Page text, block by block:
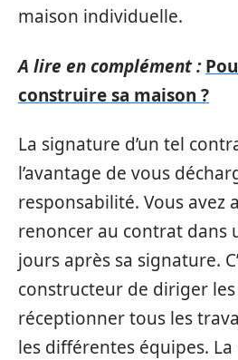
maison individuelle.
A lire en complément :
construire sa maison ?
La signature d’un tel
l’avantage de vous
responsabilité. Vous avez
renoncer au contrat dans
jours après sa signature.
constructeur de diriger
réceptionner tous les
les différentes équipes.